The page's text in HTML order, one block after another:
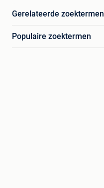
Gerelateerde zoektermen
Populaire zoektermen